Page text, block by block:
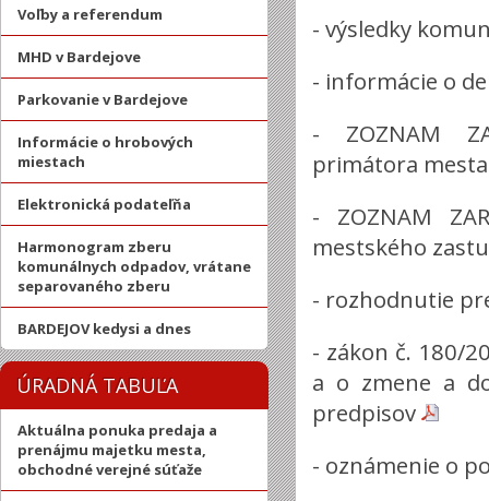
Voľby a referendum
MHD v Bardejove
Parkovanie v Bardejove
Informácie o hrobových
miestach
Elektronická podateľňa
Harmonogram zberu
komunálnych odpadov, vrátane
separovaného zberu
BARDEJOV kedysi a dnes
ÚRADNÁ TABUĽA
Aktuálna ponuka predaja a
prenájmu majetku mesta,
obchodné verejné súťaže
- výsledky
- informácie o
- ZOZNAM
primátora
- ZOZNAM
mestského
- rozhodnutie
- zákon č. 180/
a o zmene a
predpisov
- oznámenie o